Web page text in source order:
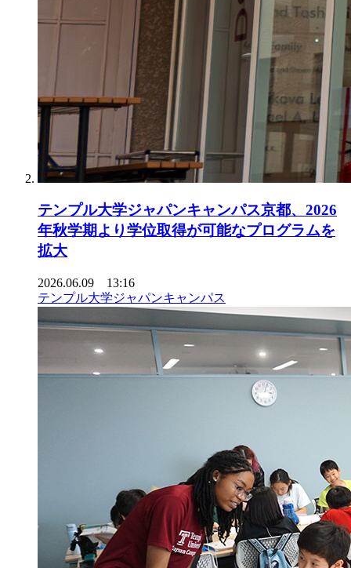
テンプル大学ジャパンキャンパス京都、2026
年秋学期より学位取得が可能なプログラムを
拡大
2026.06.09 13:16
テンプル大学ジャパンキャンパス